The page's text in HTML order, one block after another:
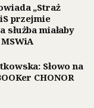
„Straż
przejmie
służba miałaby
Słowo na
CHONOR